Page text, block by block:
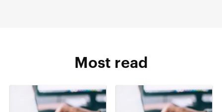
Most read